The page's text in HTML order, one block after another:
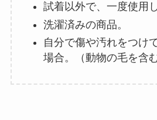
試着以外で、一度使用
洗濯済みの商品。
自分で傷や汚れをつけ
場合。（動物の毛を含む